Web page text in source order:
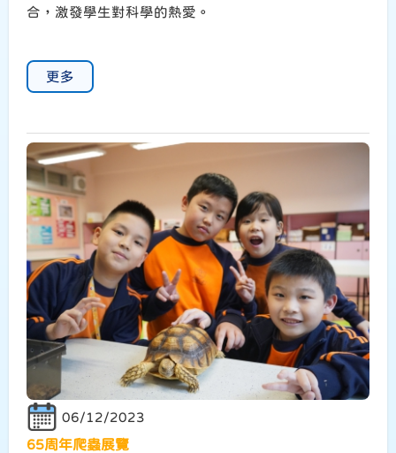
合，激發學生對科學的熱愛。
更多
06/12/2023
65周年爬蟲展覽